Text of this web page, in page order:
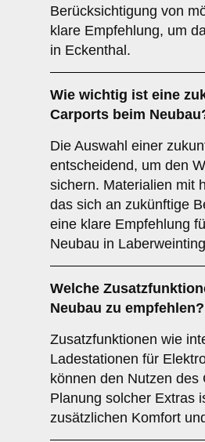
Berücksichtigung von
klare Empfehlung, um
in Eckenthal.
Wie wichtig ist eine
Carports beim
Die Auswahl einer
entscheidend, um den
sichern. Materialien mit
das sich an zukünftige
eine klare Empfehlung
Neubau in
Welche
Neubau zu empfehlen?
Zusatzfunktionen wie
Ladestationen für
können den Nutzen
Planung solcher Extras
zusätzlichen Komfort